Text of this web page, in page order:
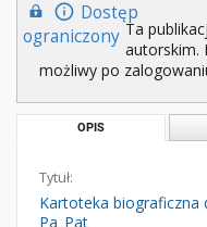
Dostęp
ograniczony Ta
autorskim.
możliwy po
OPIS
Tytuł:
Kartoteka biograficzna
Pa_Pat